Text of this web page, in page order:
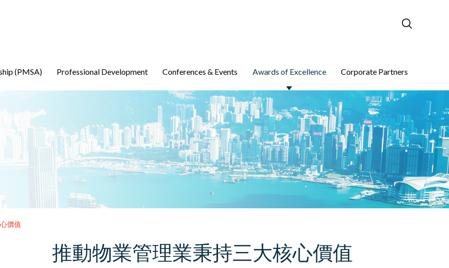
(PMSA) Professional Development Conferences & Events Awards of Excellence Corporate Partners
價值
推動物業管理業秉持三大核心價值